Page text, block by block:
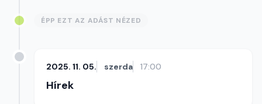
ÉPP EZT AZ ADÁST NÉZED
2025. 11. 05. szerda 17:00
Hírek